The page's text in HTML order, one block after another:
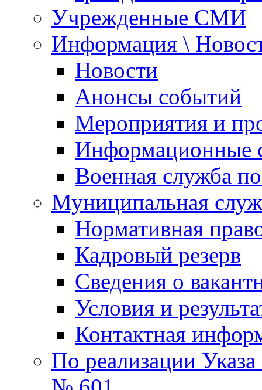
Учрежденные СМИ
Информация \
Новости
Анонсы событий
Мероприятия и
Информационные
Военная служба
Муниципальная
Нормативная
Кадровый резерв
Сведения о
Условия и
Контактная
По реализации